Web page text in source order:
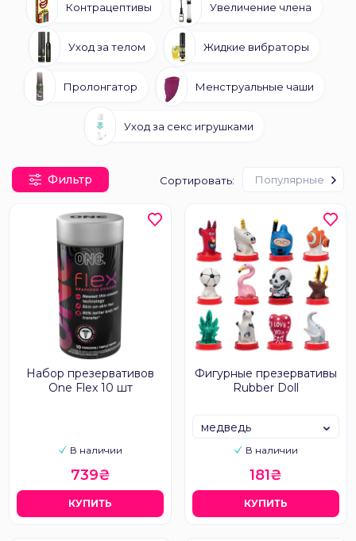
Контрацептивы Увеличение члена
Уход за телом Жидкие вибраторы
Пролонгатор Менструальные чаши
Уход за секс игрушками
Фильтр Сортировать: Популярные
Набор презервативов
One Flex 10 шт
В наличии
739₴
КУПИТЬ
Фигурные презервативы
Rubber Doll
В наличии
медведь
181₴
КУПИТЬ